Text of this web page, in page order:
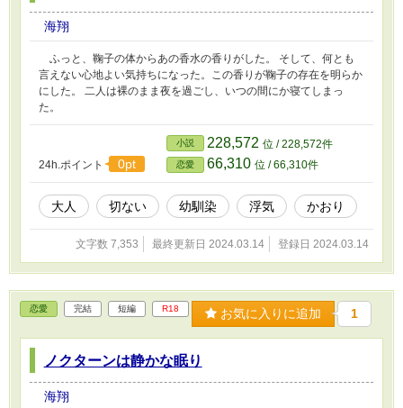
海翔
ふっと、鞠子の体からあの香水の香りがした。 そして、何とも
言えない心地よい気持ちになった。この香りが鞠子の存在を明らか
にした。 二人は裸のまま夜を過ごし、いつの間にか寝てしまっ
た。
24h.ポイント 0pt
小説 228,572 位 / 228,572件
恋愛 66,310 位 / 66,310件
大人 切ない 幼馴染 浮気 かおり
文字数 7,353 最終更新日 2024.03.14 登録日 2024.03.14
恋愛 完結 短編 R18 お気に入りに追加 1
ノクターンは静かな眠り
海翔